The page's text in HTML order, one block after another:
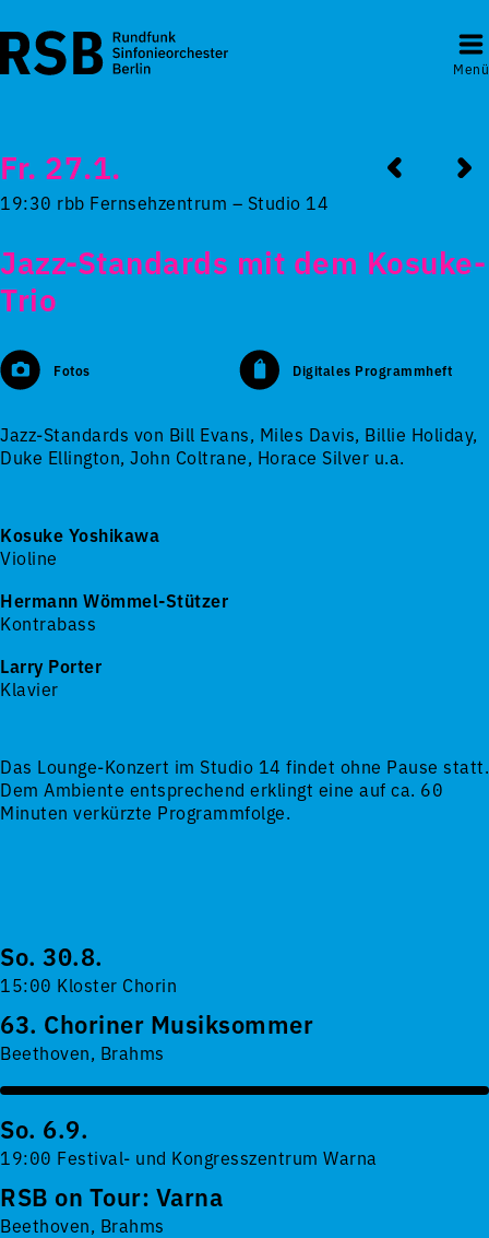
Menü
Fr. 27.1.
19:30 rbb Fernsehzentrum – Studio 14
Jazz-Standards mit dem Kosuke-
Trio
Fotos Digitales Programmheft
Jazz-Standards von Bill Evans, Miles Davis, Billie Holiday,
Duke Ellington, John Coltrane, Horace Silver u.a.
Kosuke Yoshikawa
Violine
Hermann Wömmel-Stützer
Kontrabass
Larry Porter
Klavier
Das Lounge-Konzert im Studio 14 findet ohne Pause statt.
Dem Ambiente entsprechend erklingt eine auf ca. 60
Minuten verkürzte Programmfolge.
So. 30.8.
15:00 Kloster Chorin
63. Choriner Musiksommer
Beethoven, Brahms
So. 6.9.
19:00 Festival- und Kongresszentrum Warna
RSB on Tour: Varna
Beethoven, Brahms